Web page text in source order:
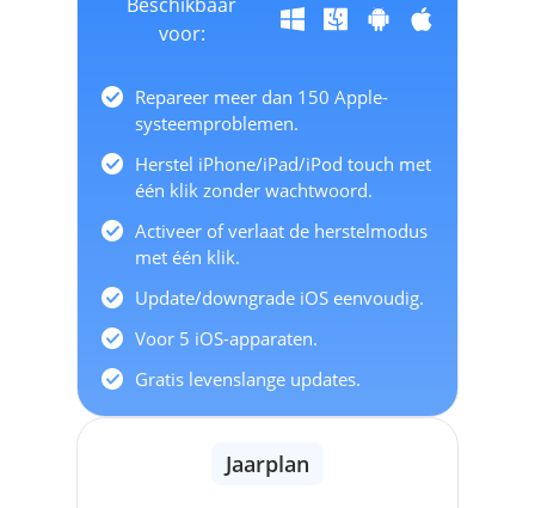
voor:
Repareer meer dan 150 Apple-
systeemproblemen.
Herstel iPhone/iPad/iPod touch met
één klik zonder wachtwoord.
Activeer of verlaat de herstelmodus
met één klik.
Update/downgrade iOS eenvoudig.
Voor 5 iOS-apparaten.
Gratis levenslange updates.
Jaarplan